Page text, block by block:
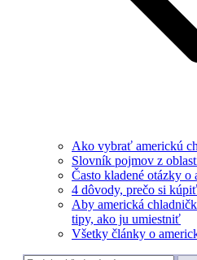
Ako vybrať americkú
Slovník pojmov z
Často kladené otázky o
4 dôvody, prečo si
Aby americká
tipy, ako ju umiestniť
Všetky články o